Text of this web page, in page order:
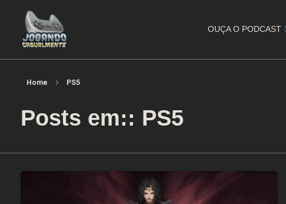
OUÇA O PODCAST
Home PS5
Posts em:: PS5